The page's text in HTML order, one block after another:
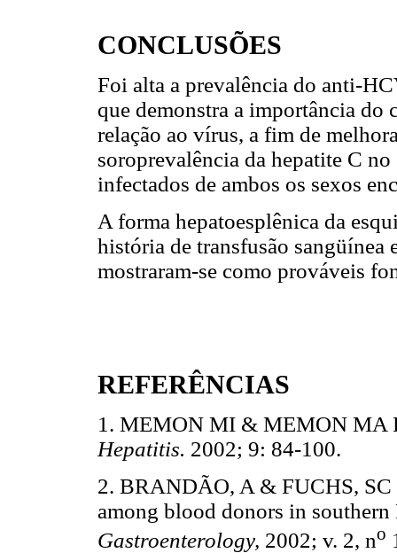
CONCLUSÕES
Foi alta a prevalência do anti-
que demonstra a importância do
relação ao vírus, a fim de
soroprevalência da hepatite C
infectados de ambos os sexos
A forma hepatoesplênica da
história de transfusão
mostraram-se como prováveis
REFERÊNCIAS
1. MEMON MI & MEMON MA
Hepatitis. 2002; 9: 84-100.
2. BRANDÃO, A & FUCHS,
among blood donors in
Gastroenterology, 2002; v. 2, no